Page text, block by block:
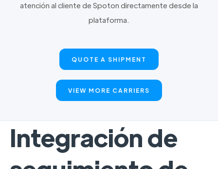
atención al cliente de Spoton directamente desde la
plataforma.
QUOTE A SHIPMENT
VIEW MORE CARRIERS
Integración de